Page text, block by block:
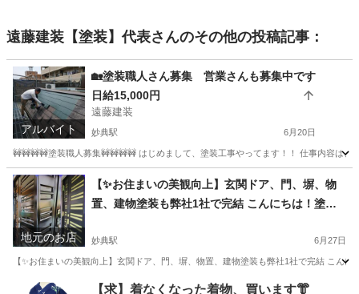
遠藤建装【塗装】代表さんのその他の投稿記事：
アルバイト
🏡塗装職人さん募集 営業さんも募集中です
日給15,000円
遠藤建装
妙典駅 6月20日
🚧🚧🚧🚧塗装職人募集🚧🚧🚧🚧 はじめまして、塗装工事やってます！！ 仕事内容は、
千葉 市川市 妙典駅 その他 塗装工事
地元のお店
【✨お住まいの美観向上】玄関ドア、門、塀、物
置、建物塗装も弊社1社で完結 こんにちは！塗
建装は、市川市をはじめとして浦安市や松戸市、
船橋対応したます
妙典駅 6月27日
【✨お住まいの美観向上】玄関ドア、門、塀、物置、建物塗装も弊社1社で完結 こん
千葉 市川市 妙典駅 リフォーム 建物
【求】着なくなった着物、買います👘